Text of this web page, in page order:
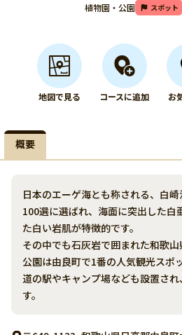
植物園・公園 スポット
地図で見る コースに追加 お
概要
日本のエーゲ海とも称される、白
100選に選ばれ、海面に突出した白
た白い岩肌が特徴的です。
その中でも石灰岩で囲まれた和歌
公園は由良町で1番の人気観光スポ
道の駅やキャンプ場なども設置さ
す。